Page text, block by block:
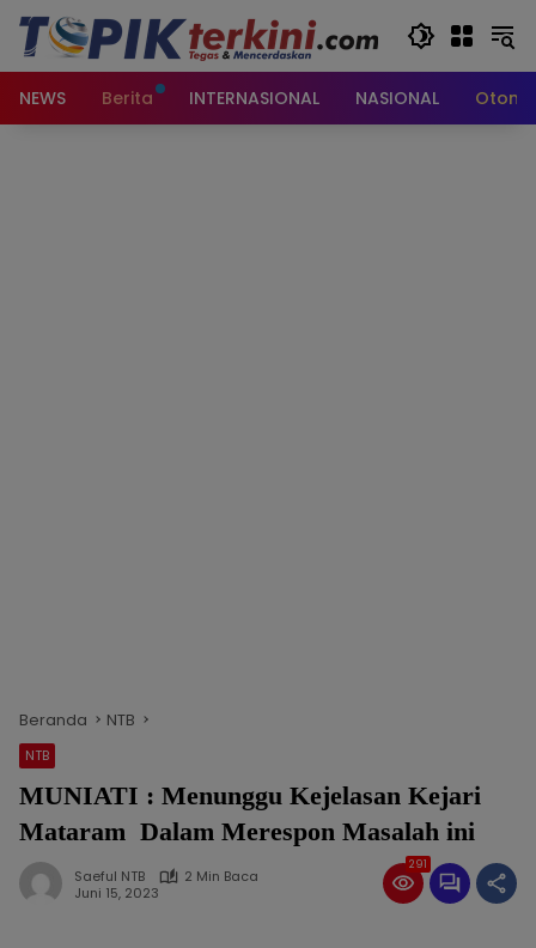
Langsung
konten
NEWS
Berita INTERNASIONAL NASIONAL
Beranda NTB
NTB
MUNIATI : Menunggu Kejelasan Kejari
Mataram Dalam Merespon Masalah ini
Saeful NTB
2 Min Baca
Juni 15, 2023
291